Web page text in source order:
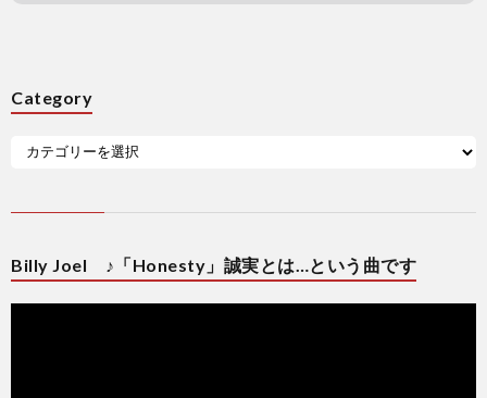
Category
Billy Joel ♪「Honesty」誠実とは…という曲です
動